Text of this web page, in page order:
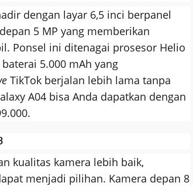
dengan layar 6,5 inci berpanel
5 MP yang memberikan
Ponsel ini ditenagai prosesor Helio
5.000 mAh yang
TikTok berjalan lebih lama tanpa
A04 bisa Anda dapatkan dengan
kualitas kamera lebih baik,
menjadi pilihan. Kamera depan 8